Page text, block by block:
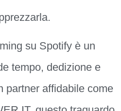
su Spotify è un
tempo, dedizione e
partner affidabile come